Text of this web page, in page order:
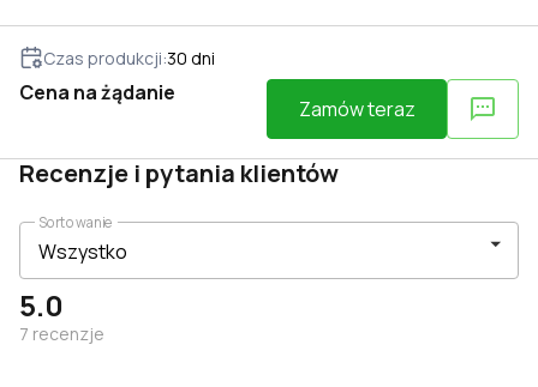
Czas produkcji:30 dni
Cena na żądanie
Zamów teraz
Recenzje i pytania klientów
5.0
7 recenzje
Sortowanie